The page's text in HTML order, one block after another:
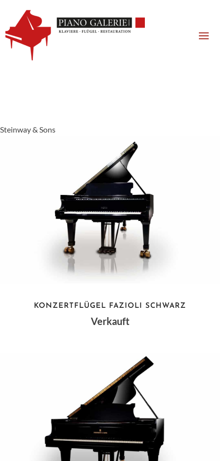
Steinway & Sons
KONZERTFLÜGEL FAZIOLI SCHWARZ
Verkauft